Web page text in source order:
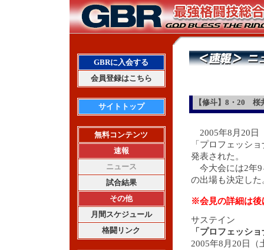
GBRに入会する
会員登録はこちら
サイトトップ
無料コンテンツ
速報
ニュース
試合結果
その他
月間スケジュール
格闘リンク
【修斗】8・20 桜
2005年8月20日
「プロフェッシ
発表された。
今大会には2年9
の出場も決定した
※会見の詳細は後
サステイン
「プロフェッシ
2005年8月20日（